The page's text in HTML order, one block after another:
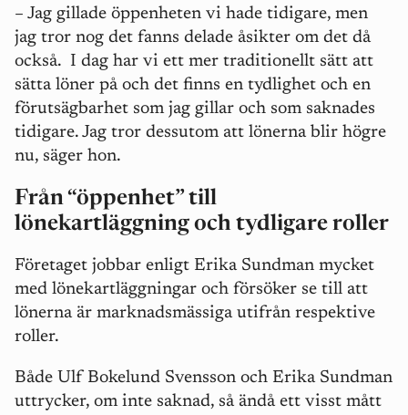
– Jag gillade öppenheten vi hade tidigare, men
jag tror nog det fanns delade åsikter om det då
också. I dag har vi ett mer traditionellt sätt att
sätta löner på och det finns en tydlighet och en
förutsägbarhet som jag gillar och som saknades
tidigare. Jag tror dessutom att lönerna blir högre
nu, säger hon.
Från “öppenhet” till
lönekartläggning och tydligare roller
Företaget jobbar enligt Erika Sundman mycket
med lönekartläggningar och försöker se till att
lönerna är marknadsmässiga utifrån respektive
roller.
Både Ulf Bokelund Svensson och Erika Sundman
uttrycker, om inte saknad, så ändå ett visst mått